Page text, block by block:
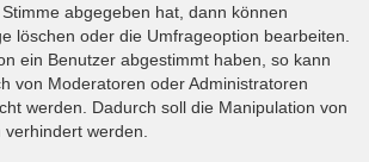
abgegeben hat, dann können
löschen oder die Umfrageoption bearbeiten.
ein Benutzer abgestimmt haben, so kann
von Moderatoren oder Administratoren
werden. Dadurch soll die Manipulation von
werden.